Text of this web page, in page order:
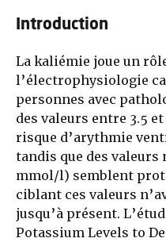
Introduction
La kaliémie joue un
l’électrophysiologie
personnes avec
des valeurs entre 3.5
risque d’arythmie
tandis que des
mmol/l) semblent
ciblant ces valeurs
jusqu’à présent.
Potassium Levels to